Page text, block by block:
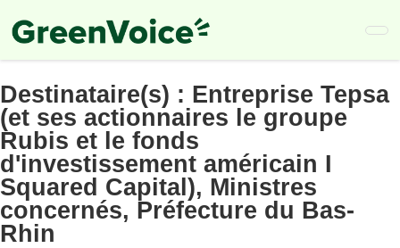
to
main
Destinataire(s) : Entreprise Tepsa
(et ses actionnaires le groupe
Rubis et le fonds
d'investissement américain I
Squared Capital), Ministres
concernés, Préfecture du Bas-
Rhin